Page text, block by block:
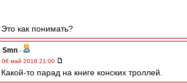
Это как понимать?
Smn -
06 май 2018 21:00
Какой-то парад на книге конских троллей.